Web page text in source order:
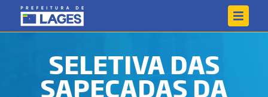
SELETIVA DAS
SAPECADAS DA